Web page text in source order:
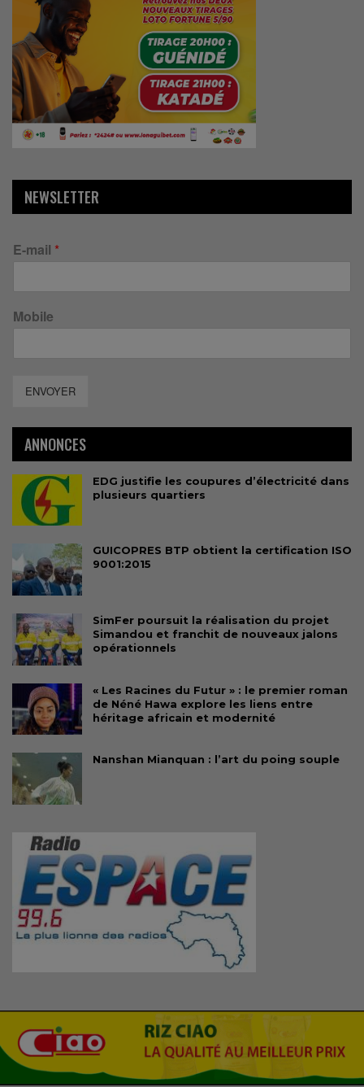
NEWSLETTER
E-mail *
Mobile
ENVOYER
ANNONCES
EDG justifie les coupures d’électricité dans
plusieurs quartiers
GUICOPRES BTP obtient la certification ISO
9001:2015
SimFer poursuit la réalisation du projet
Simandou et franchit de nouveaux jalons
opérationnels
« Les Racines du Futur » : le premier roman
de Néné Hawa explore les liens entre
héritage africain et modernité
Nanshan Mianquan : l’art du poing souple